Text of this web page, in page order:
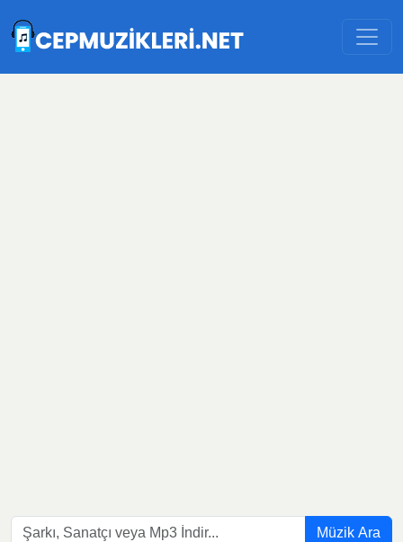
Müzik Ara